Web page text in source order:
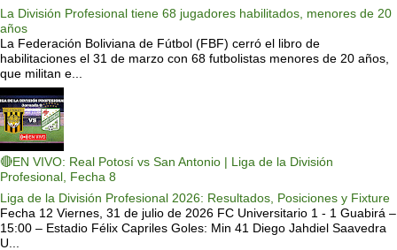
La División Profesional tiene 68 jugadores habilitados, menores de 20
años
La Federación Boliviana de Fútbol (FBF) cerró el libro de
habilitaciones el 31 de marzo con 68 futbolistas menores de 20 años,
que militan e...
🔴EN VIVO: Real Potosí vs San Antonio | Liga de la División
Profesional, Fecha 8
Liga de la División Profesional 2026: Resultados, Posiciones y Fixture
Fecha 12 Viernes, 31 de julio de 2026 FC Universitario 1 - 1 Guabirá –
15:00 – Estadio Félix Capriles Goles: Min 41 Diego Jahdiel Saavedra
U...